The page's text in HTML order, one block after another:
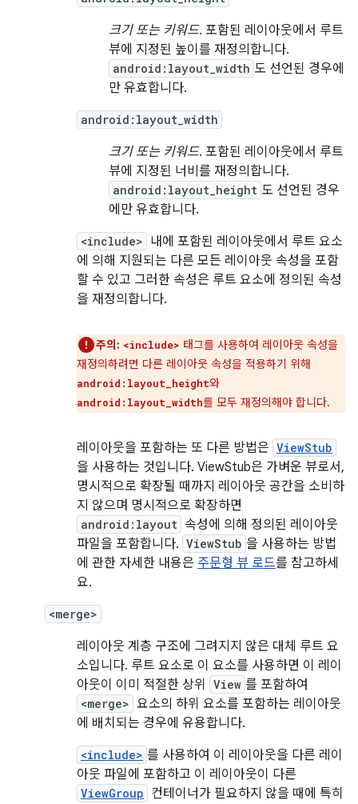
크기 또는 키워드. 포함된 레이아웃에서 루트
뷰에 지정된 높이를 재정의합니다.
android:layout_width 도 선언된 경우에
만 유효합니다.
android:layout_width
크기 또는 키워드. 포함된 레이아웃에서 루트
뷰에 지정된 너비를 재정의합니다.
android:layout_height 도 선언된 경우
에만 유효합니다.
<include> 내에 포함된 레이아웃에서 루트 요소
에 의해 지원되는 다른 모든 레이아웃 속성을 포함
할 수 있고 그러한 속성은 루트 요소에 정의된 속성
을 재정의합니다.
주의: <include> 태그를 사용하여 레이아웃 속성을
재정의하려면 다른 레이아웃 속성을 적용하기 위해
android:layout_height와
android:layout_width를 모두 재정의해야 합니다.
레이아웃을 포함하는 또 다른 방법은 ViewStub
을 사용하는 것입니다. ViewStub은 가벼운 뷰로서,
명시적으로 확장될 때까지 레이아웃 공간을 소비하
지 않으며 명시적으로 확장하면
android:layout 속성에 의해 정의된 레이아웃
파일을 포함합니다. ViewStub 을 사용하는 방법
에 관한 자세한 내용은 주문형 뷰 로드를 참고하세
요.
<merge>
레이아웃 계층 구조에 그려지지 않은 대체 루트 요
소입니다. 루트 요소로 이 요소를 사용하면 이 레이
아웃이 이미 적절한 상위
View 를 포함하여
<merge> 요소의 하위 요소를 포함하는 레이아웃
에 배치되는 경우에 유용합니다.
<include> 를 사용하여 이 레이아웃을 다른 레이
아웃 파일에 포함하고 이 레이아웃이 다른
ViewGroup 컨테이너가 필요하지 않을 때에 특히